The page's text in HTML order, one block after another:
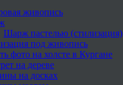
живопись
Шарж пастелью (стилизация)
под живопись
фото на холсте в Кургане
на дереве
на досках